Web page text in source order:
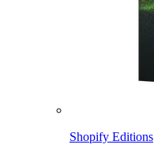
Shopify Editions